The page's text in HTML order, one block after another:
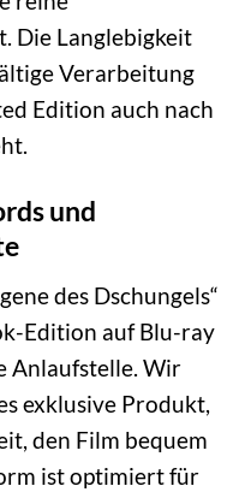
Die Langlebigkeit
Verarbeitung
Edition auch nach
und
des Dschungels“
Edition auf Blu-ray
Anlaufstelle. Wir
exklusive Produkt,
den Film bequem
ist optimiert für